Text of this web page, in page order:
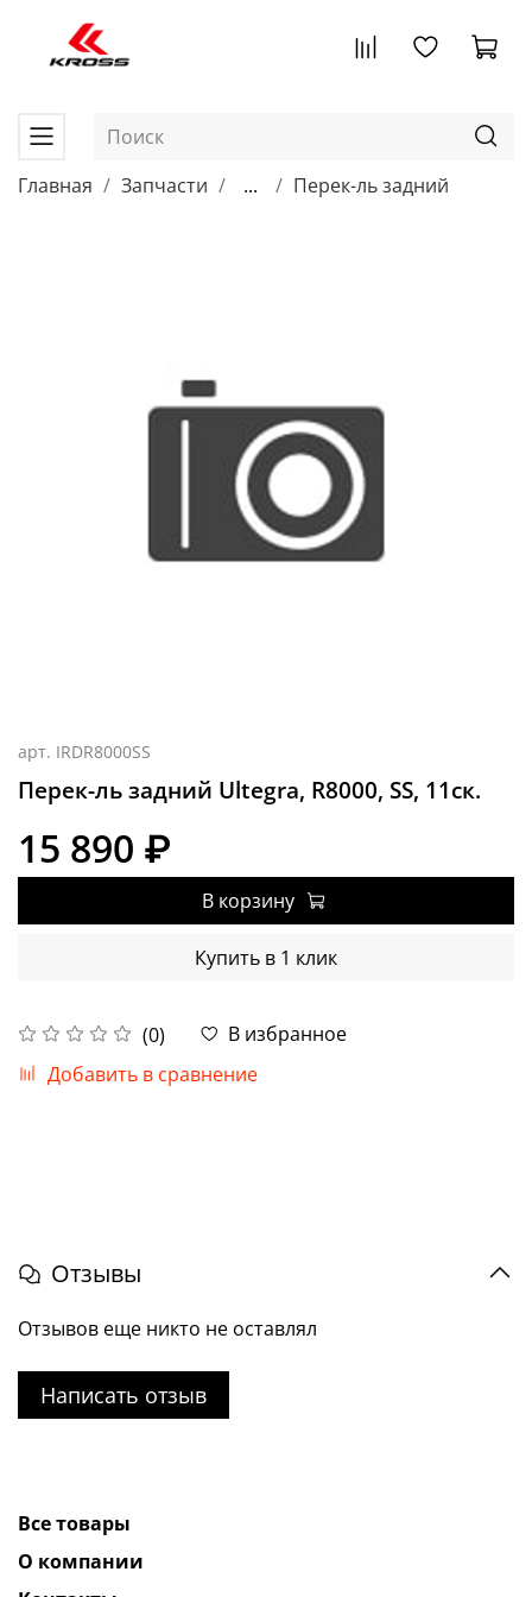
Главная Запчасти ... Перек-ль задний
арт. IRDR8000SS
Перек-ль задний Ultegra, R8000, SS, 11ск.
(0)
В избранное
Добавить в сравнение
15 890 ₽
В корзину
Купить в 1 клик
Отзывы
Отзывов еще никто не оставлял
Написать отзыв
Все товары
О компании